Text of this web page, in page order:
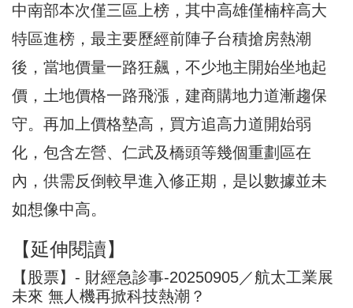
中南部本次僅三區上榜，其中高雄僅楠梓高大
特區進榜，最主要歷經前陣子台積搶房熱潮
後，當地價量一路狂飆，不少地主開始坐地起
價，土地價格一路飛漲，建商購地力道漸趨保
守。再加上價格墊高，買方追高力道開始弱
化，包含左營、仁武及橋頭等幾個重劃區在
內，供需反倒較早進入修正期，是以數據並未
如想像中高。
【延伸閱讀】
【股票】- 財經急診事-20250905／航太工業展
未來 無人機再掀科技熱潮？